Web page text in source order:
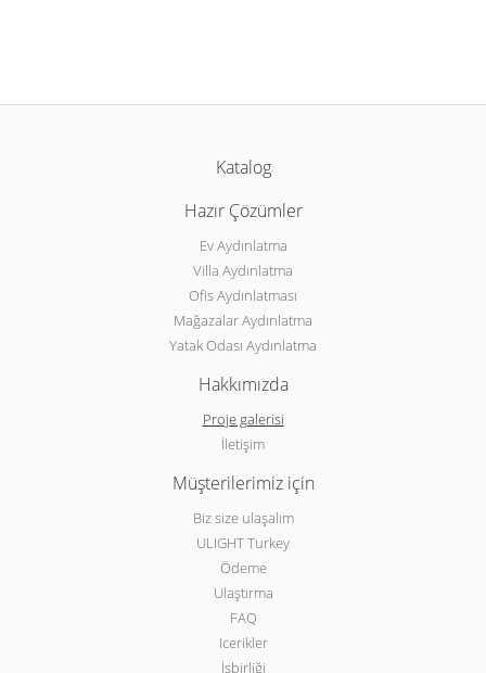
Katalog
Hazır Çözümler
Ev Aydınlatma
Villa Aydınlatma
Ofis Aydınlatması
Mağazalar Aydınlatma
Yatak Odası Aydınlatma
Hakkımızda
Proje galerisi
İletişim
Müşterilerimiz için
Biz size ulaşalım
ULIGHT Turkey
Ödeme
Ulaştırma
FAQ
Icerikler
İşbirliği